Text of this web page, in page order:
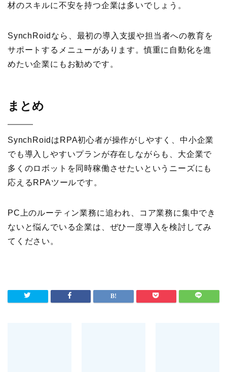
材のスキルに不安を持つ企業は多いでしょう。
SynchRoidなら、最初の導入支援や担当者への教育を
サポートするメニューがあります。慎重に自動化を進
めたい企業にもお勧めです。
まとめ
SynchRoidはRPA初心者が操作がしやすく、中小企業
でも導入しやすいプランが存在しながらも、大企業で
多くのロボットを同時稼働させたいというニーズにも
応えるRPAツールです。
PC上のルーティン業務に追われ、コア業務に集中でき
ないと悩んでいる企業は、ぜひ一度導入を検討してみ
てください。